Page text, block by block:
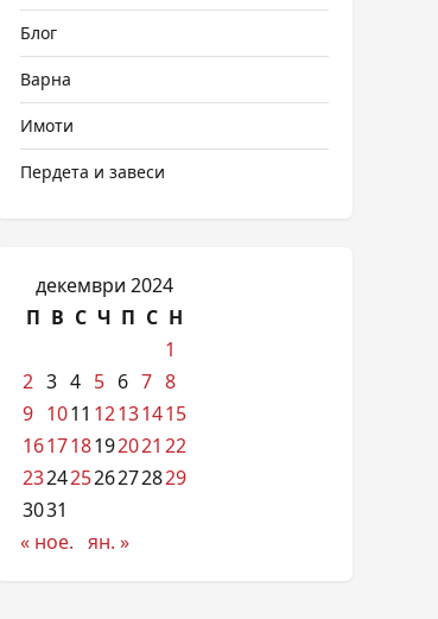
Блог
Варна
Имоти
Пердета и завеси
декември 2024
П В С Ч П С Н
1
2 3 4 5 6 7 8
9 1011 12131415
161718192021 22
23242526272829
3031
« ное. ян. »